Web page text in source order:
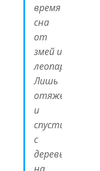
время
сна
от
змей и
леопардов.
Лишь
отяжелев
и
спустившись
с
деревьев